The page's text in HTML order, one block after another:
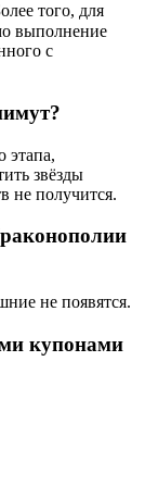
того, для
выполнение
с
этапа,
звёзды
не получится.
не появятся.
купонами